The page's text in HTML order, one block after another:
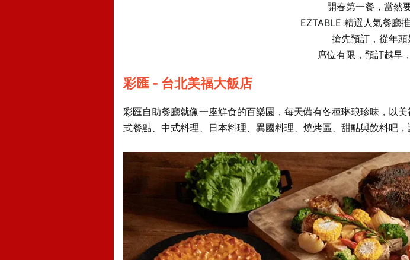
開春第一餐，當然
EZTABLE 精選人氣餐廳
搶先預訂，從年頭
席位有限，預訂越早
彩匯 - 台北美福大飯店
彩匯自助餐廳就像一座鮮食的百樂園，每天備有各種琳琅珍味，以
式餐點、中式料理、日本料理、異國料理、燒烤區、甜點與飲料吧，